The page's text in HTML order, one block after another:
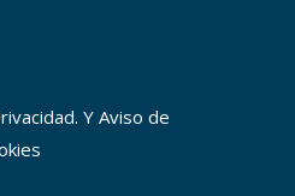
Y Aviso de